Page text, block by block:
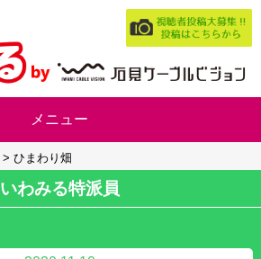
> ひまわり畑
いわみる特派員